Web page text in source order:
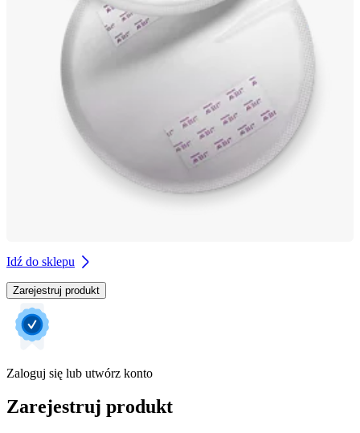
Idź do sklepu
Zarejestruj produkt
Zaloguj się lub utwórz konto
Zarejestruj produkt